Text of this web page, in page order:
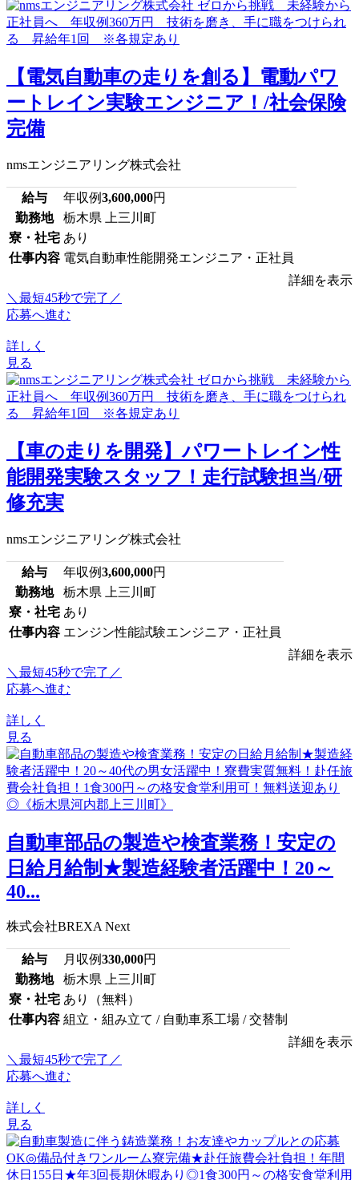
【電気自動車の走りを創る】電動パワ
ートレイン実験エンジニア！/社会保険
完備
nmsエンジニアリング株式会社
給与 年収例3,600,000円
勤務地
栃木県 上三川町
寮・社宅 あり
仕事内容 電気自動車性能開発エンジニア・正社員
詳細を表示
＼最短45秒で完了／
応募へ進む
詳しく
見る
【車の走りを開発】パワートレイン性
能開発実験スタッフ！走行試験担当/研
修充実
nmsエンジニアリング株式会社
給与 年収例3,600,000円
勤務地
栃木県 上三川町
寮・社宅 あり
仕事内容 エンジン性能試験エンジニア・正社員
詳細を表示
＼最短45秒で完了／
応募へ進む
詳しく
見る
自動車部品の製造や検査業務！安定の
日給月給制★製造経験者活躍中！20～
40...
株式会社BREXA Next
給与 月収例330,000円
勤務地
栃木県 上三川町
寮・社宅 あり（無料）
仕事内容 組立・組み立て / 自動車系工場 / 交替制
詳細を表示
＼最短45秒で完了／
応募へ進む
詳しく
見る